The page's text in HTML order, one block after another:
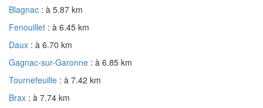
Blagnac : à 5.87 km
Fenouillet : à 6.45 km
Daux : à 6.70 km
Gagnac-sur-Garonne : à 6.85 km
Tournefeuille : à 7.42 km
Brax : à 7.74 km